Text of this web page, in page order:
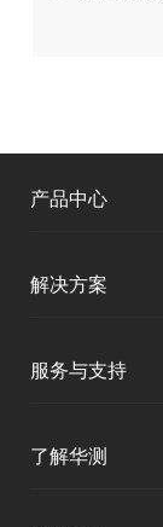
产品中心
海洋测绘
解决方案
服务与支持
了解华测